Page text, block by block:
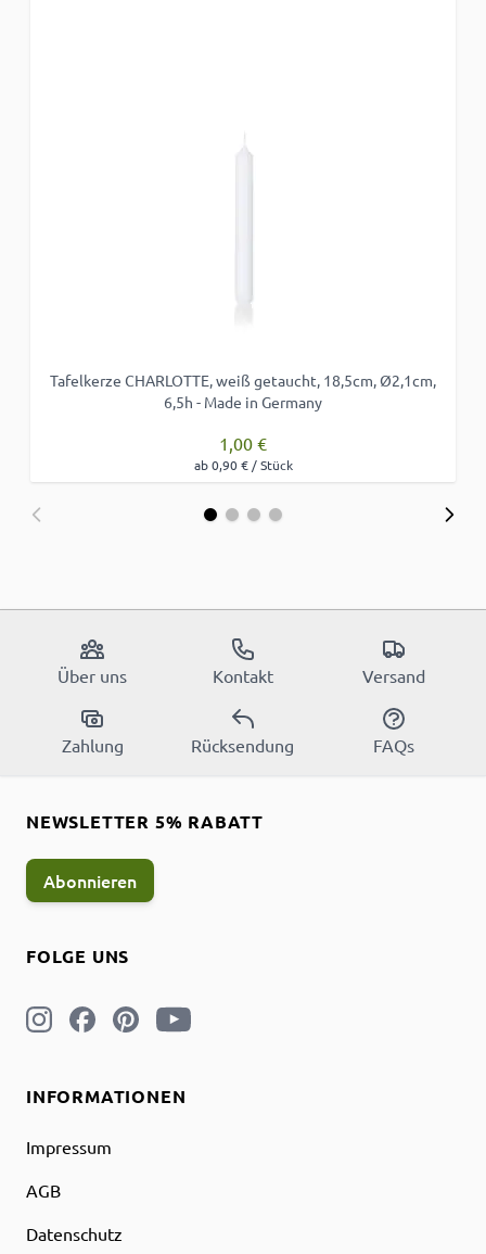
Tafelkerze CHARLOTTE, weiß getaucht, 18,5cm, Ø2,1cm,
6,5h - Made in Germany
1,00 €
ab 0,90 € / Stück
Über uns Kontakt Versand
Zahlung Rücksendung FAQs
INFORMATIONEN
Impressum
AGB
Datenschutz
FOLGE UNS
NEWSLETTER 5% RABATT
Abonnieren